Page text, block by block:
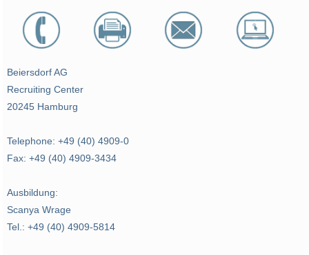
Beiersdorf AG
Recruiting Center
20245 Hamburg
Telephone: +49 (40) 4909-0
Fax: +49 (40) 4909-3434
Ausbildung:
Scanya Wrage
Tel.: +49 (40) 4909-5814